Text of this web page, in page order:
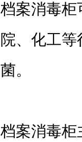
档案消毒柜可
院、化工
菌。
档案消毒柜主